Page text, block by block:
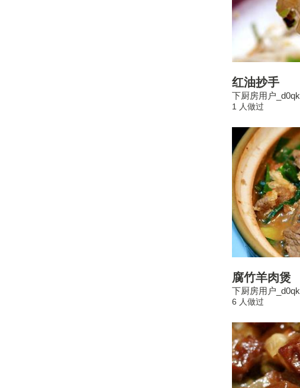
红油抄手
下厨房用户_d0qk
1 人做过
腐竹羊肉煲
下厨房用户_d0qk
6 人做过